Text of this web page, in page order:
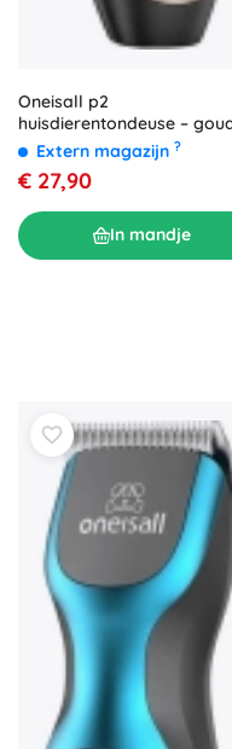
Oneisall p2
huisdierentondeuse –
Extern magazijn ?
€ 27,90
In mandje